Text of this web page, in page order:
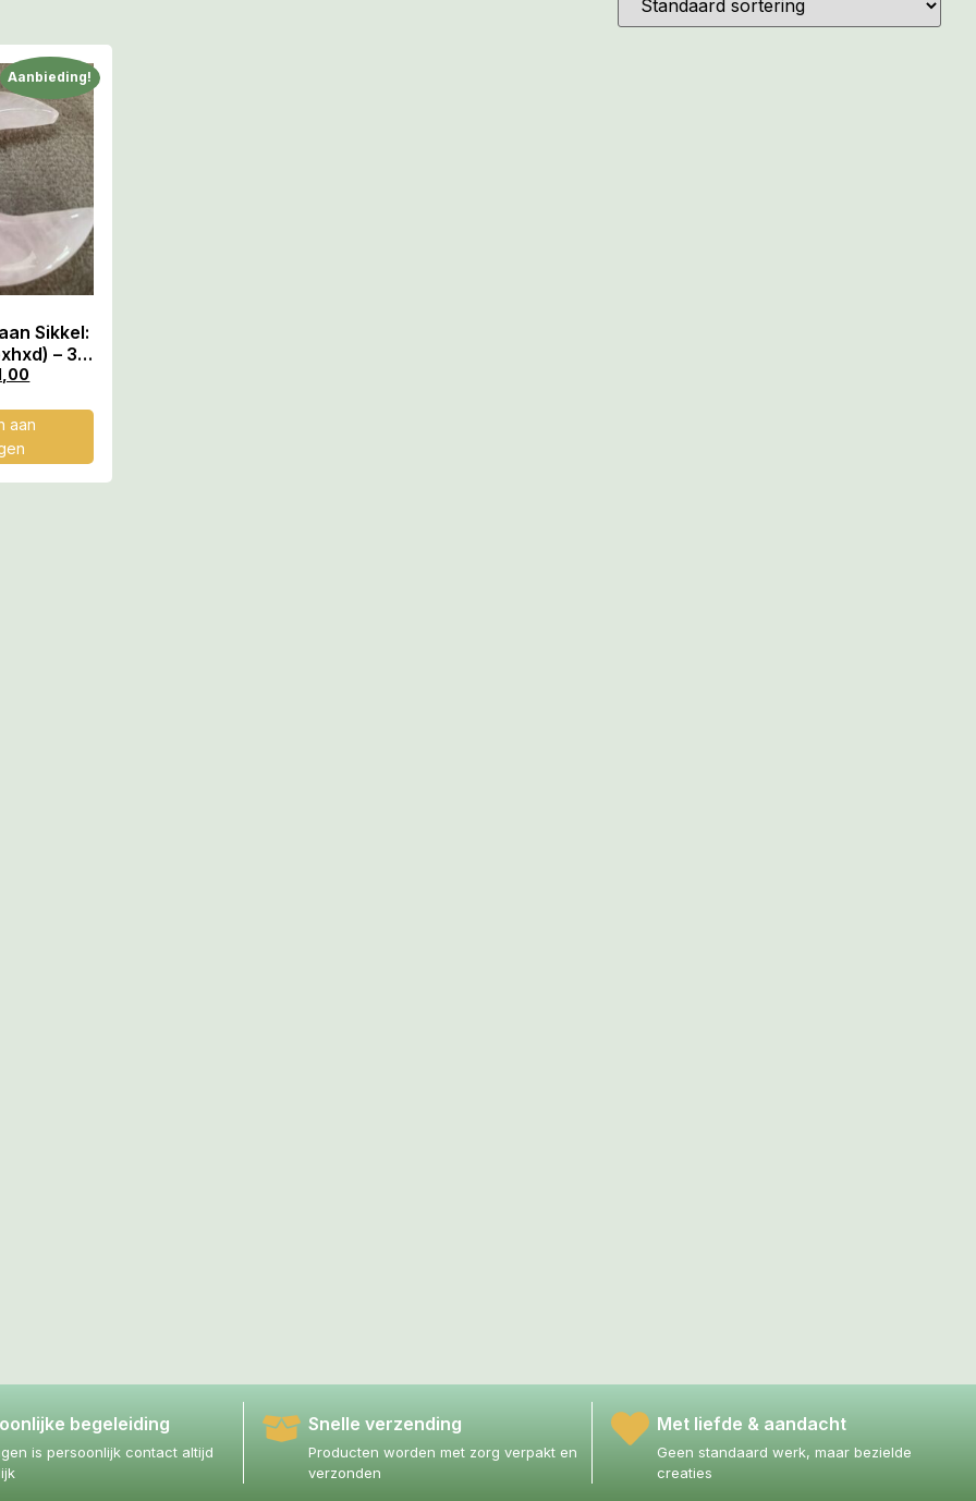
Aanbieding!
Sikkel:
– 38
door
aan
begeleiding
is persoonlijk contact altijd
Snelle verzending
Producten worden met zorg verpakt en
verzonden
Met liefde & aandacht
Geen standaard werk, maar bezielde
creaties